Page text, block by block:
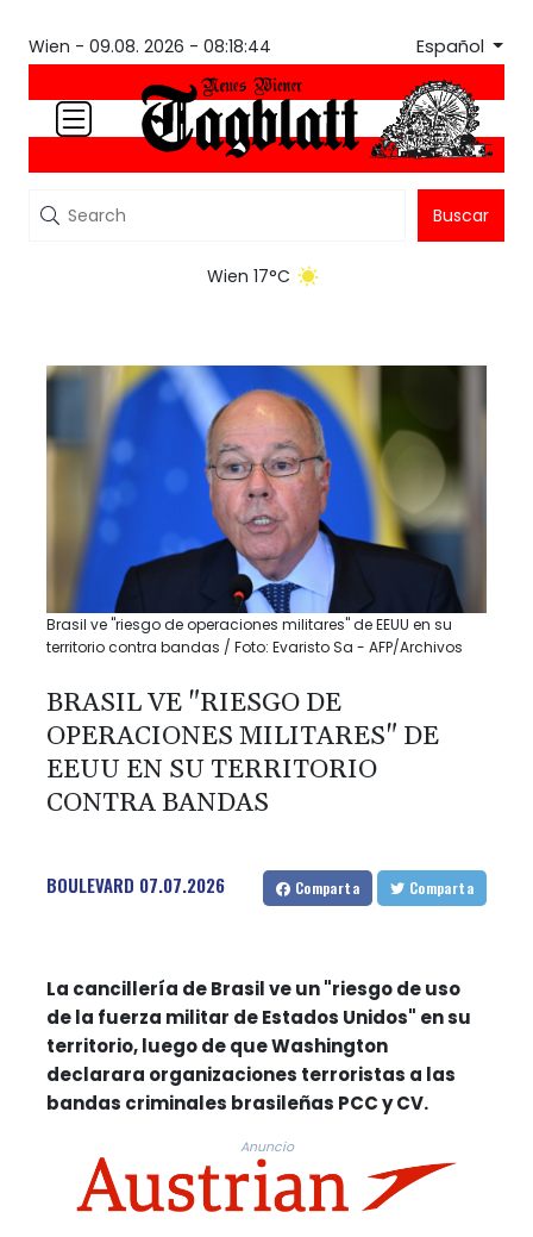
Wien - 09.08. 2026 - 08:18:45 Español
Buscar
Wien 17°C
Brasil ve "riesgo de operaciones militares" de EEUU en su
territorio contra bandas / Foto: Evaristo Sa - AFP/Archivos
BRASIL VE "RIESGO DE
OPERACIONES MILITARES" DE
EEUU EN SU TERRITORIO
CONTRA BANDAS
BOULEVARD 07.07.2026 Comparta Comparta
La cancillería de Brasil ve un "riesgo de uso
de la fuerza militar de Estados Unidos" en su
territorio, luego de que Washington
declarara organizaciones terroristas a las
bandas criminales brasileñas PCC y CV.
Anuncio